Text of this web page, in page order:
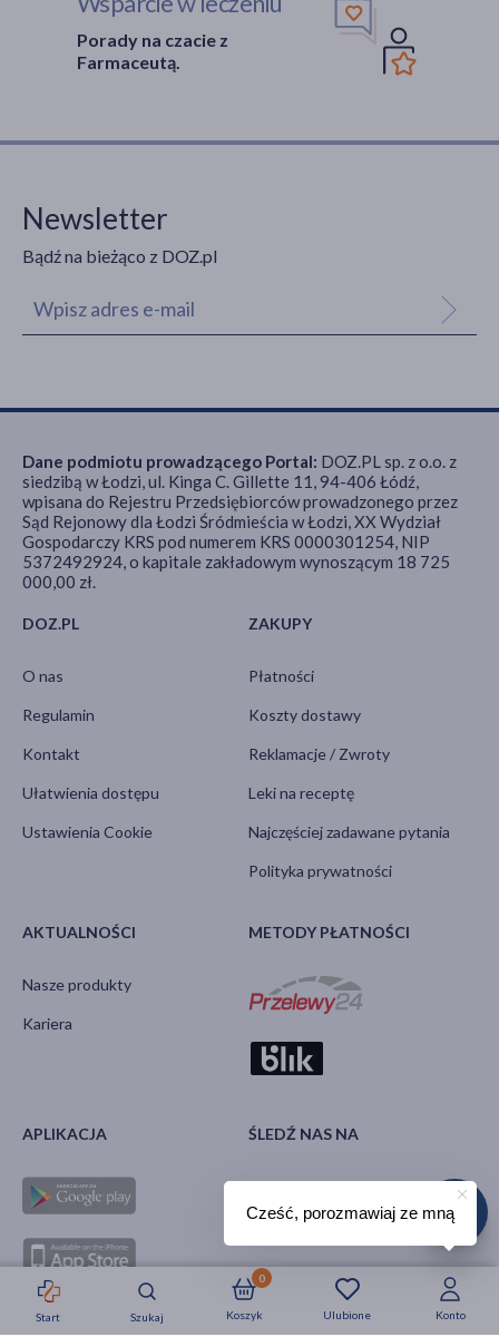
Strefa okazji Nowości Krótkie daty
Start Szukaj Ulubione
Koszyk
0
Konto
Porady na czacie z
Farmaceutą.
Newsletter
Bądź na bieżąco z DOZ.pl
DOZ.PL
O nas
Regulamin
Kontakt
Ułatwienia dostępu
Ustawienia Cookie
ZAKUPY
Płatności
Koszty dostawy
Reklamacje / Zwroty
Leki na receptę
Najczęściej zadawane pytania
Polityka prywatności
AKTUALNOŚCI
Nasze produkty
Kariera
METODY PŁATNOŚCI
APLIKACJA ŚLEDŹ NAS NA
Dane podmiotu prowadzącego Portal: DOZ.PL sp. z o.o. z
siedzibą w Łodzi, ul. Kinga C. Gillette 11, 94-406 Łódź,
wpisana do Rejestru Przedsiębiorców prowadzonego przez
Sąd Rejonowy dla Łodzi Śródmieścia w Łodzi, XX Wydział
Gospodarczy KRS pod numerem KRS 0000301254, NIP
5372492924, o kapitale zakładowym wynoszącym 18 725
000,00 zł.
Cześć, porozmawiaj ze mną